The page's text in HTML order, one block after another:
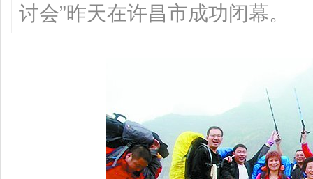
讨会”昨天在许昌市成功闭幕。